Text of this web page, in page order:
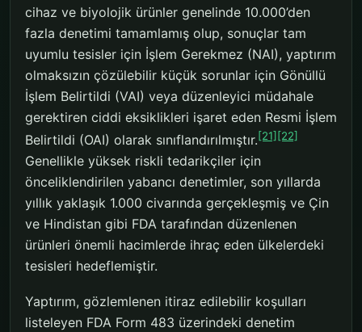
cihaz ve biyolojik ürünler genelinde 10.000’den
fazla denetimi tamamlamış olup, sonuçlar tam
uyumlu tesisler için İşlem Gerekmez (NAI), yaptırım
olmaksızın çözülebilir küçük sorunlar için Gönüllü
İşlem Belirtildi (VAI) veya düzenleyici müdahale
gerektiren ciddi eksiklikleri işaret eden Resmi İşlem
Belirtildi (OAI) olarak sınıflandırılmıştır.[21] [22]
Genellikle yüksek riskli tedarikçiler için
önceliklendirilen yabancı denetimler, son yıllarda
yıllık yaklaşık 1.000 civarında gerçekleşmiş ve Çin
ve Hindistan gibi FDA tarafından düzenlenen
ürünleri önemli hacimlerde ihraç eden ülkelerdeki
tesisleri hedeflemiştir.
Yaptırım, gözlemlenen itiraz edilebilir koşulları
listeleyen FDA Form 483 üzerindeki denetim